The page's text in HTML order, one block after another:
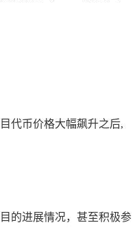
代币价格大幅飙升之后,
的进展情况，甚至积极参